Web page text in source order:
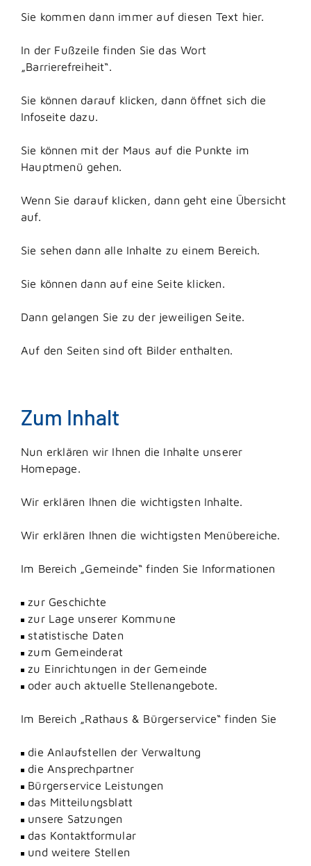
Sie kommen dann immer auf diesen Text hier.
In der Fußzeile finden Sie das Wort
„Barrierefreiheit“.
Sie können darauf klicken, dann öffnet sich die
Infoseite dazu.
Sie können mit der Maus auf die Punkte im
Hauptmenü gehen.
Wenn Sie darauf klicken, dann geht eine Übersicht
auf.
Sie sehen dann alle Inhalte zu einem Bereich.
Sie können dann auf eine Seite klicken.
Dann gelangen Sie zu der jeweiligen Seite.
Auf den Seiten sind oft Bilder enthalten.
Zum Inhalt
Nun erklären wir Ihnen die Inhalte unserer
Homepage.
Wir erklären Ihnen die wichtigsten Inhalte.
Wir erklären Ihnen die wichtigsten Menübereiche.
Im Bereich „Gemeinde“ finden Sie Informationen
zur Geschichte
zur Lage unserer Kommune
statistische Daten
zum Gemeinderat
zu Einrichtungen in der Gemeinde
oder auch aktuelle Stellenangebote.
Im Bereich „Rathaus & Bürgerservice“ finden Sie
die Anlaufstellen der Verwaltung
die Ansprechpartner
Bürgerservice Leistungen
das Mitteilungsblatt
unsere Satzungen
das Kontaktformular
und weitere Stellen